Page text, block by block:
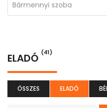
ELADÓ (41)
ÖSSZES ELADÓ